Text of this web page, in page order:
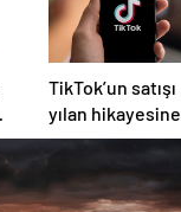
TikTok’un satışı
yılan hikayesine
döndü